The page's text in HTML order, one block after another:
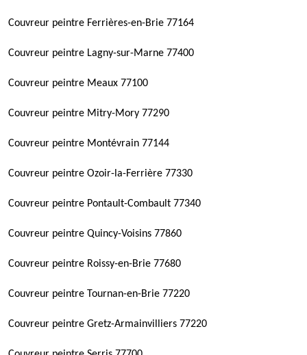
Couvreur peintre Ferrières-en-Brie 77164
Couvreur peintre Lagny-sur-Marne 77400
Couvreur peintre Meaux 77100
Couvreur peintre Mitry-Mory 77290
Couvreur peintre Montévrain 77144
Couvreur peintre Ozoir-la-Ferrière 77330
Couvreur peintre Pontault-Combault 77340
Couvreur peintre Quincy-Voisins 77860
Couvreur peintre Roissy-en-Brie 77680
Couvreur peintre Tournan-en-Brie 77220
Couvreur peintre Gretz-Armainvilliers 77220